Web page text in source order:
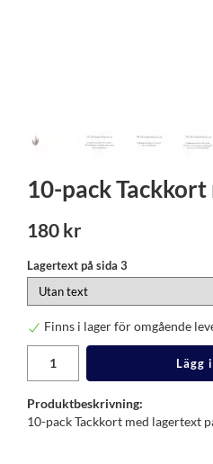
10-pack
180 kr
Lagertext på sida 3
Finns i lager för omgående
Lägg
Produktbeskrivning:
10-pack Tackkort med lagertext